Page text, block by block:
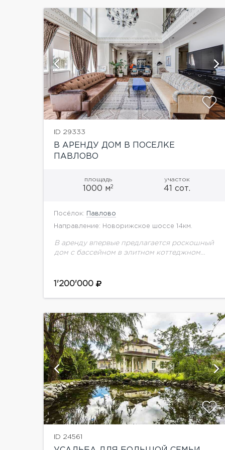
ID 29333
В АРЕНДУ ДОМ В ПОСЕЛКЕ
ПАВЛОВО
площадь
1000 м2
участок
41 сот.
Посёлок: Павлово
Направление: Новорижское шоссе 14км.
В аренду впервые предлагается роскошный
дом с бассейном в элитном коттеджном
американской классики.На участке
1'200'000
показать ещё 6 фотографий
ID 24561
показать ещё 19 фотографий